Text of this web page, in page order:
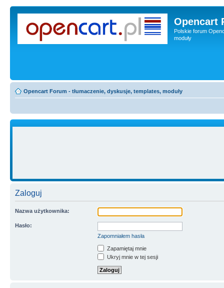
Opencart
Polskie forum
moduły
Opencart Forum - tłumaczenie, dyskusje, templates, moduły
Zaloguj
Nazwa użytkownika:
Hasło:
Zapomniałem hasła
Zapamiętaj mnie
Ukryj mnie w tej sesji